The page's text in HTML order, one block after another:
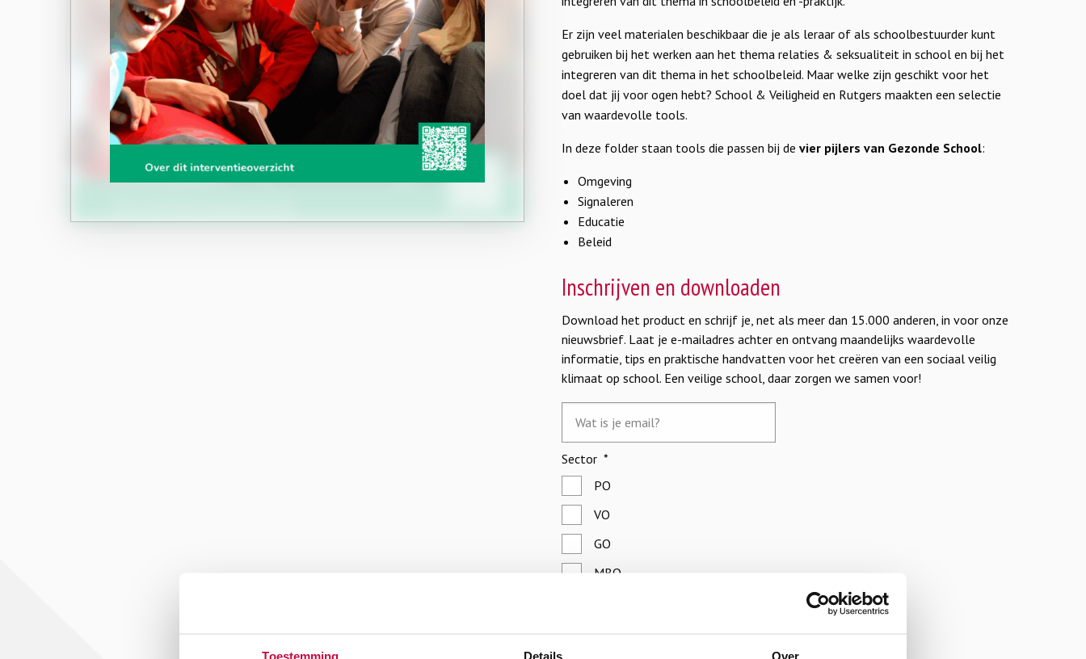
Toestemming Details Over
Er zijn veel materialen beschikbaar die je als leraar of als schoolbestuurder kunt
gebruiken bij het werken aan het thema relaties & seksualiteit in school en bij het
integreren van dit thema in het schoolbeleid. Maar welke zijn geschikt voor het
doel dat jij voor ogen hebt? School & Veiligheid en Rutgers maakten een selectie
van waardevolle tools.
In deze folder staan tools die passen bij devier pijlers van Gezonde School:
Omgeving
Signaleren
Educatie
Beleid
Inschrijven en downloaden
Download het product en schrijf je, net als meer dan 15.000 anderen, in voor onze
nieuwsbrief. Laat je e-mailadres achter en ontvang maandelijks waardevolle
informatie, tips en praktische handvatten voor het creëren van een sociaal veilig
klimaat op school. Een veilige school, daar zorgen we samen voor!
mailadres
*
Sector *
PO
VO
GO
MBO